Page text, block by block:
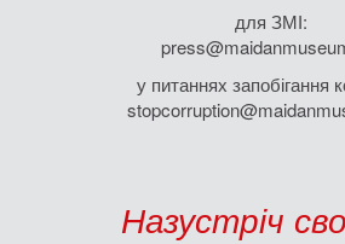
для ЗМІ:
у питаннях запобігання
Назустріч